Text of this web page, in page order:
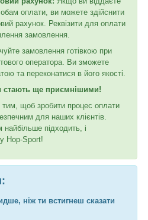
оплати, ви можете здійснити
рахунок. Реквізити для оплати
замовлення.
замовлення готівкою при
оператора. Ви зможете
та переконатися в його якості.
стають ще приємнішими!
щоб зробити процес оплати
для наших клієнтів.
підходить, і
Hop-Sport!
ніж ти встигнеш сказати